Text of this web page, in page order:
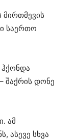
საერთო
შაქრის დონე
ამ
ასევე სხვა